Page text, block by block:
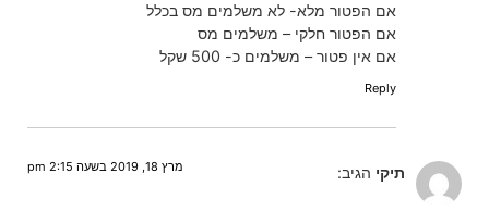
אם הפטור מלא- לא משלמים מס בכלל
אם הפטור חלקי – משלמים מס
אם אין פטור – משלמים כ- 500 שקל
Reply
תיקי הגיב: מרץ 18, 2019 בשעה 2:15 pm